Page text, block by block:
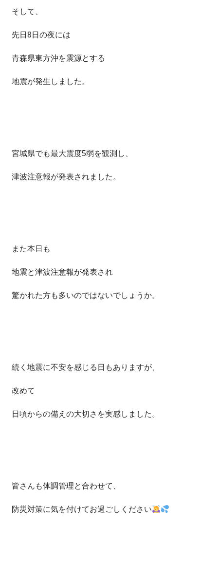
そして、
先日8日の夜には
青森県東方沖を震源とする
地震が発生しました。
宮城県でも最大震度5弱を観測し、
津波注意報が発表されました。
また本日も
地震と津波注意報が発表され
驚かれた方も多いのではないでしょうか。
続く地震に不安を感じる日もありますが、
改めて
日頃からの備えの大切さを実感しました。
皆さんも体調管理と合わせて、
防災対策に気を付けてお過ごしください